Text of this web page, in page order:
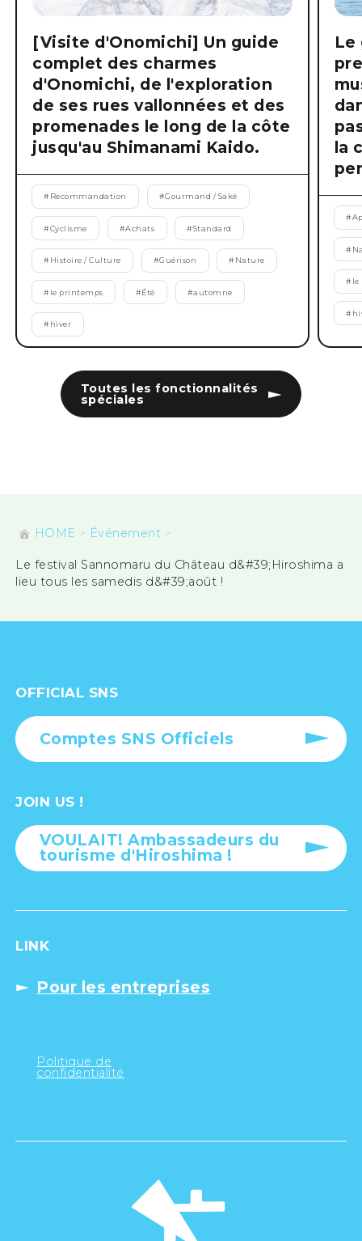
Toutes les fonctionnalités
spéciales
[Visite d'Onomichi] Un guide
complet des charmes
d'Onomichi, de l'exploration
de ses rues vallonnées et des
promenades le long de la côte
jusqu'au Shimanami Kaido.
# Recommandation #Gourmand / Saké
#Cyclisme #Achats #Standard
# Histoire / Culture #Guérison # Nature
# le printemps #Été #automne
# hiver
Le
la
#
#
# le
#
HOME Événement
Le festival Sannomaru du Château d&#39;Hiroshima a
lieu tous les samedis d&#39;août !
OFFICIAL SNS
Comptes SNS Officiels
JOIN US !
VOULAIT! Ambassadeurs du
tourisme d'Hiroshima !
LINK
Pour les entreprises
Politique de
confidentialité